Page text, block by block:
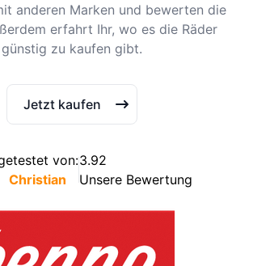
anderen Marken und bewerten die
erfahrt Ihr, wo es die Räder
günstig zu kaufen gibt.
Jetzt kaufen
von:
Christian
3.92
Unsere Bewertung